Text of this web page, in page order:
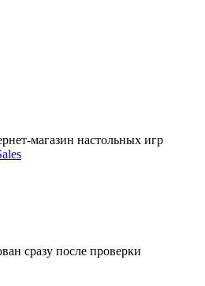
магазин настольных игр
сразу после проверки